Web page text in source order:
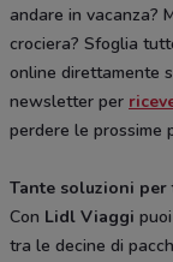
andare in vacanza?
crociera? Sfoglia
online direttamente
newsletter per
perdere le prossime
Tante soluzioni per
Con Lidl Viaggi
tra le decine di